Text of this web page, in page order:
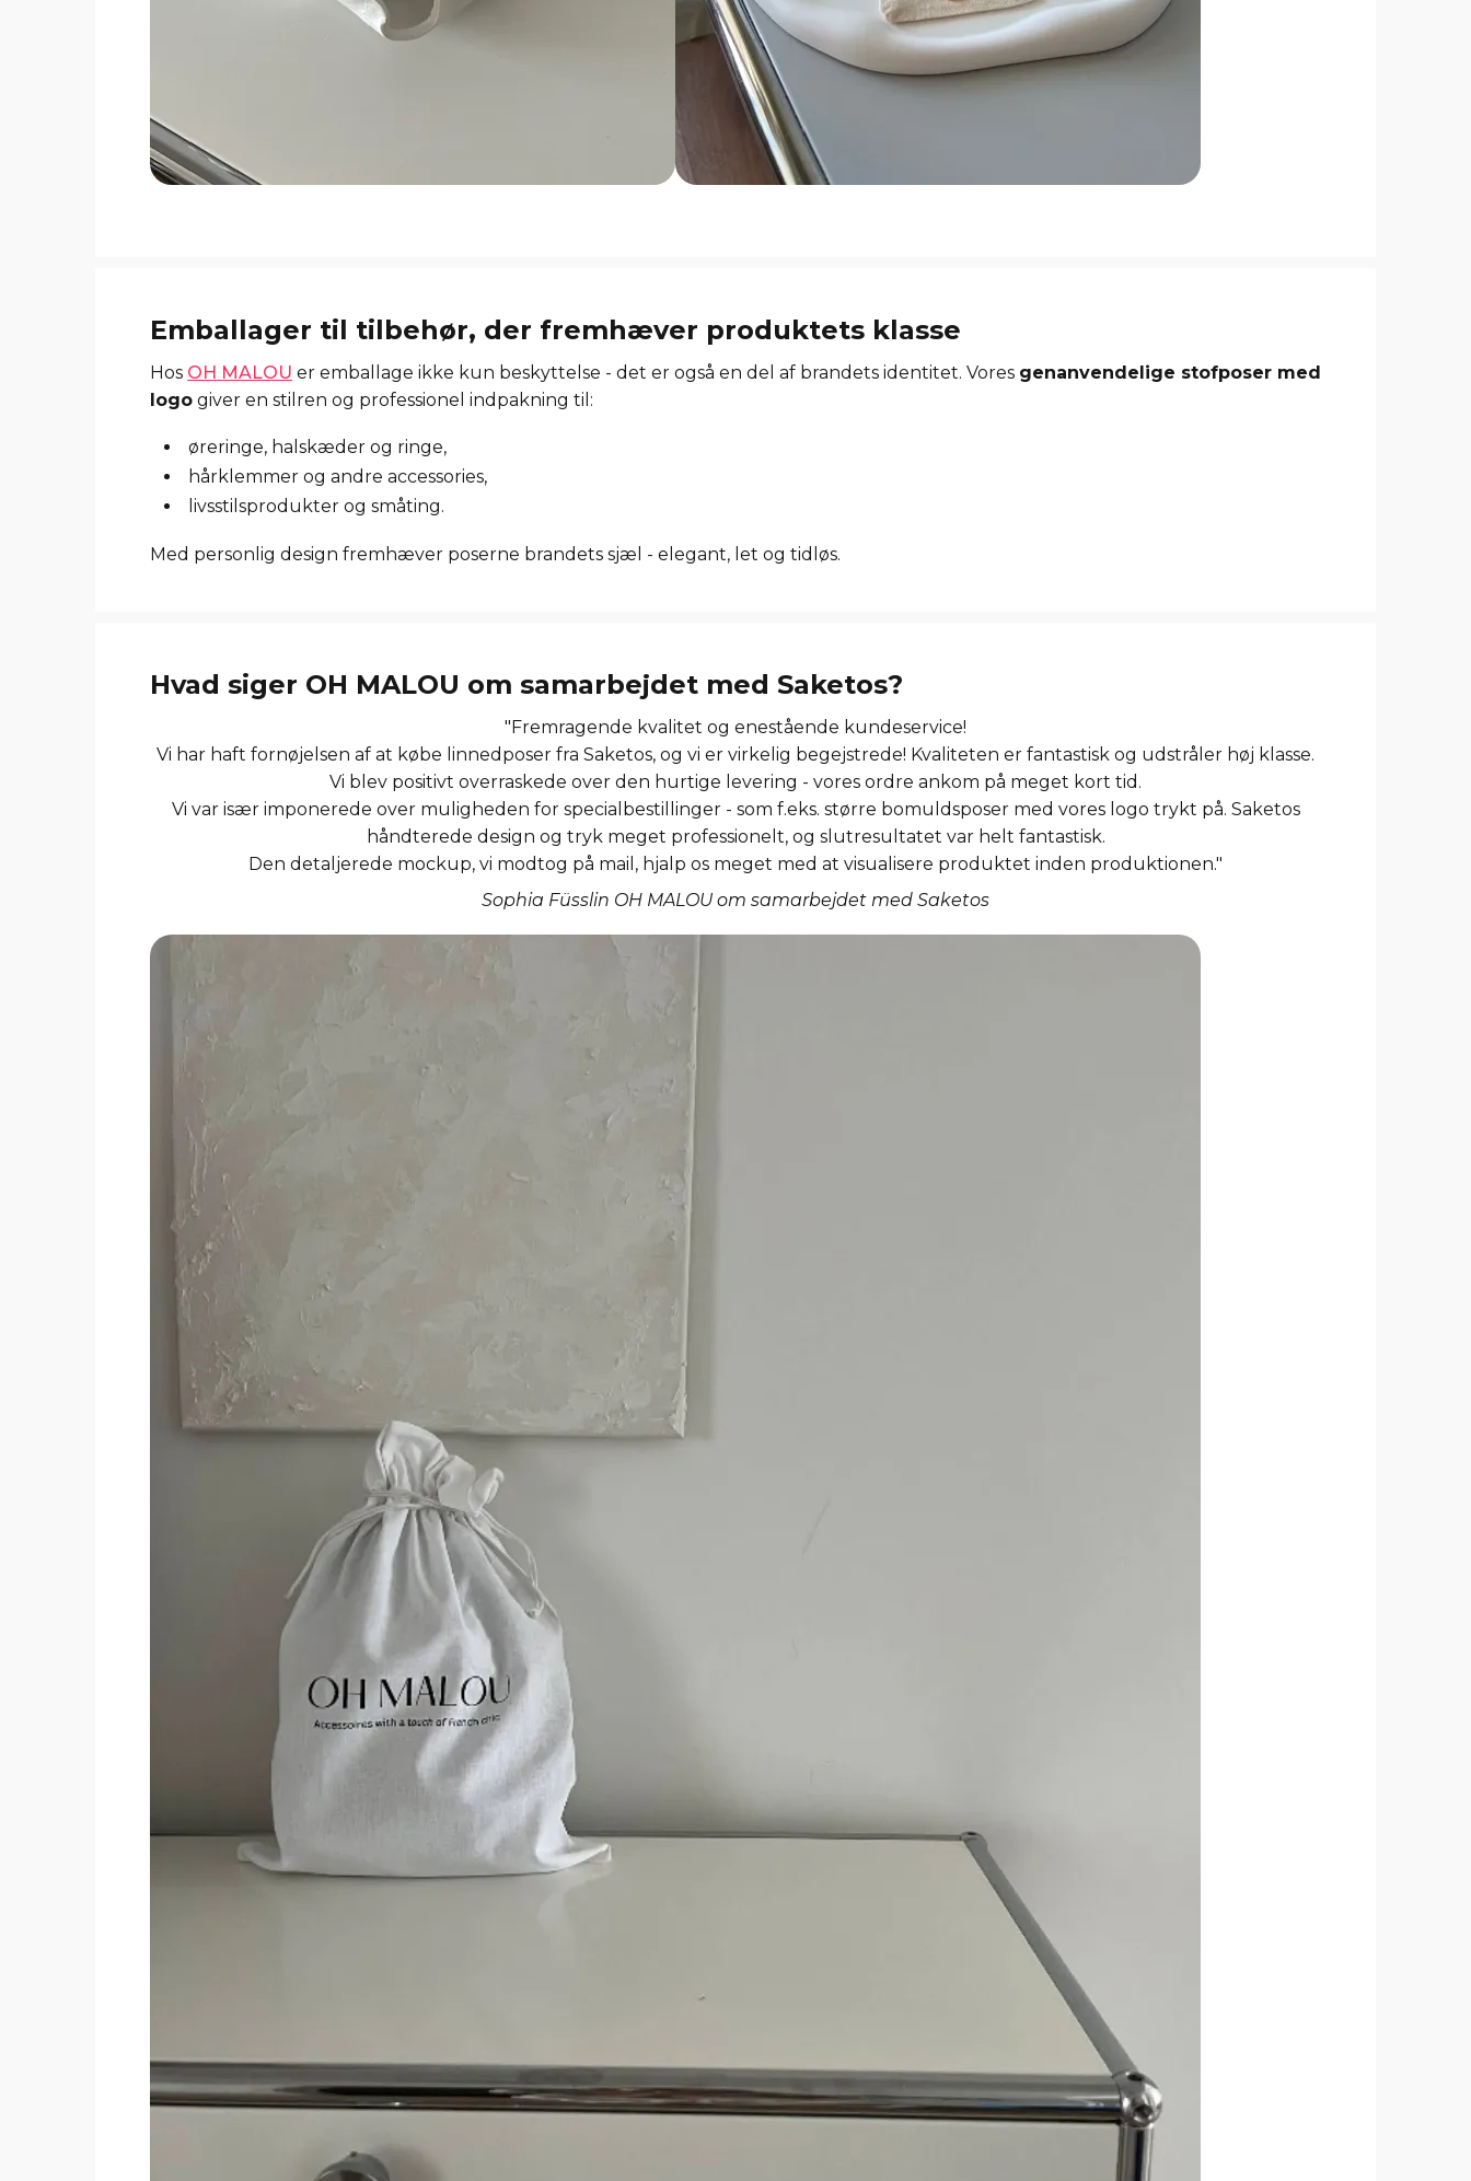
Emballager til tilbehør, der fremhæver produktets klasse
Hos OH MALOU er emballage ikke kun beskyttelse - det er også en del af brandets identitet. Vores genanvendelige stofposer med
logo giver en stilren og professionel indpakning til:
øreringe, halskæder og ringe,
hårklemmer og andre accessories,
livsstilsprodukter og småting.
Med personlig design fremhæver poserne brandets sjæl - elegant, let og tidløs.
Hvad siger OH MALOU om samarbejdet med Saketos?
"Fremragende kvalitet og enestående kundeservice!
Vi har haft fornøjelsen af at købe linnedposer fra Saketos, og vi er virkelig begejstrede! Kvaliteten er fantastisk og udstråler høj klasse.
Vi blev positivt overraskede over den hurtige levering - vores ordre ankom på meget kort tid.
Vi var især imponerede over muligheden for specialbestillinger - som f.eks. større bomuldsposer med vores logo trykt på. Saketos
håndterede design og tryk meget professionelt, og slutresultatet var helt fantastisk.
Den detaljerede mockup, vi modtog på mail, hjalp os meget med at visualisere produktet inden produktionen."
Sophia Füsslin OH MALOU om samarbejdet med Saketos